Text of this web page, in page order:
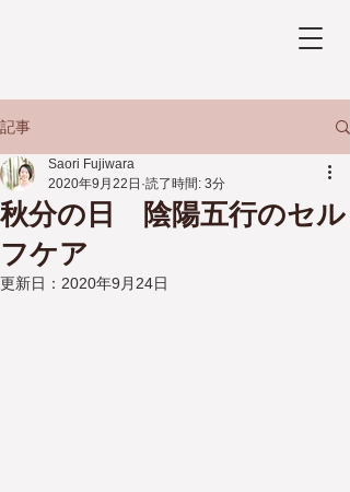
記事
秋分の日 陰陽五行のセル
フケア
Saori Fujiwara
2020年9月22日 読了時間: 3分
更新日： 2020年9月24日